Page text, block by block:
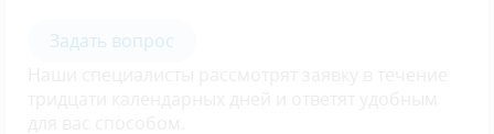
Задать вопрос